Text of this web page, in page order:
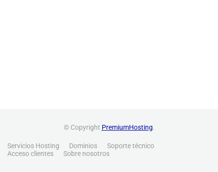
© Copyright PremiumHosting.
Servicios Hosting Dominios
Soporte técnico
Acceso clientes
Sobre nosotros